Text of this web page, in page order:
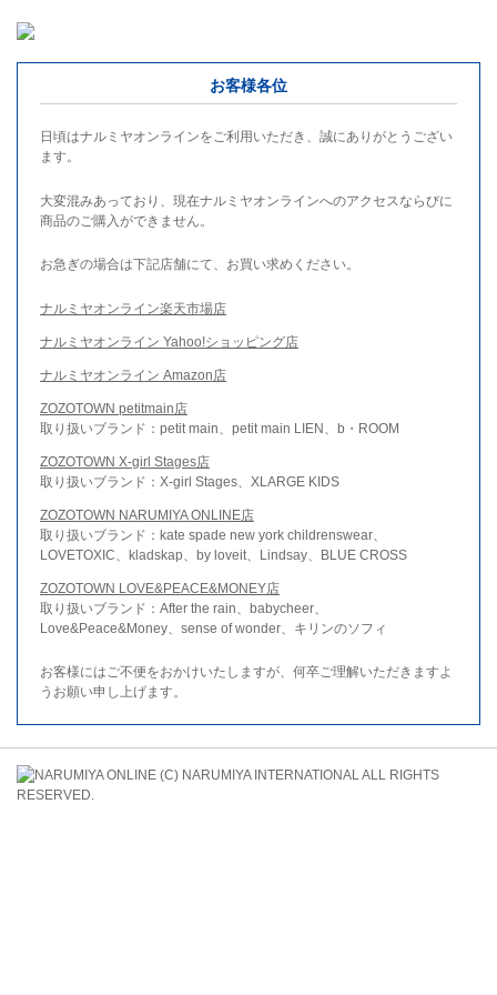
お客様各位
日頃はナルミヤオンラインをご利用いただき、誠にありがとうござい
ます。
大変混みあっており、現在ナルミヤオンラインへのアクセスならびに
商品のご購入ができません。
お急ぎの場合は下記店舗にて、お買い求めください。
ナルミヤオンライン楽天市場店
ナルミヤオンライン Yahoo!ショッピング店
ナルミヤオンライン Amazon店
ZOZOTOWN petitmain店
取り扱いブランド：petit main、petit main LIEN、b・ROOM
ZOZOTOWN X-girl Stages店
取り扱いブランド：X-girl Stages、XLARGE KIDS
ZOZOTOWN NARUMIYA ONLINE店
取り扱いブランド：kate spade new york childrenswear、
LOVETOXIC、kladskap、by loveit、Lindsay、BLUE CROSS
ZOZOTOWN LOVE&PEACE&MONEY店
取り扱いブランド：After the rain、babycheer、
Love&Peace&Money、sense of wonder、キリンのソフィ
お客様にはご不便をおかけいたしますが、何卒ご理解いただきますよ
うお願い申し上げます。